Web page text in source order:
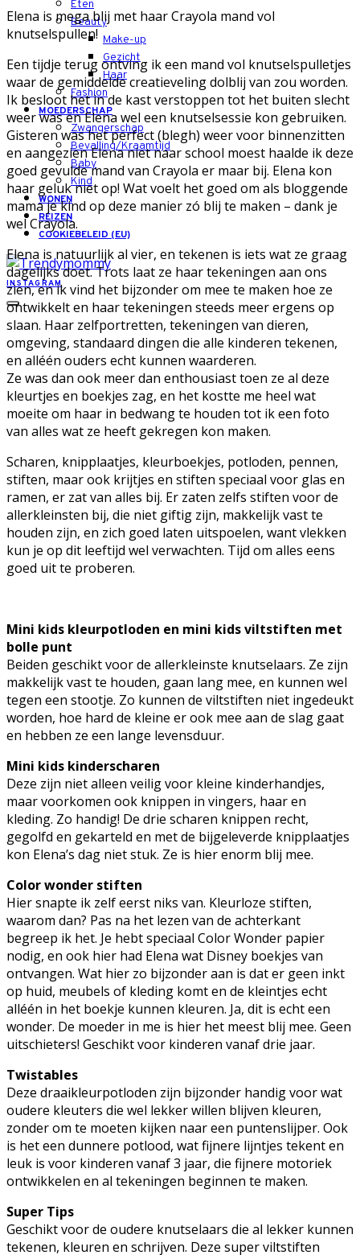
Eten
Beauty
Make-up
Gezicht
Haar
Fashion
MOEDERSCHAP
Zwangerschap
Bevalling/Kraamtijd
Baby
Kind
WONEN
REIZEN
COOKIEBELEID (EU)
INSTAGRAM
Elena is mega blij met haar Crayola mand vol
knutselspullen!
Een tijdje terug ontving ik een mand vol knutselspulletjes
waar de gemiddelde creatieveling dolblij van zou worden.
Ik besloot het in de kast verstoppen tot het buiten slecht
weer was en Elena wel een knutselsessie kon gebruiken.
Gisteren was het perfect (blegh) weer voor binnenzitten
en aangezien Elena niet naar school moest haalde ik deze
goed gevulde mand van Crayola er maar bij. Elena kon
haar geluk niet op! Wat voelt het goed om als bloggende
mama je kind op deze manier zó blij te maken – dank je
wel Crayola.
Elena is natuurlijk al vier, en tekenen is iets wat ze graag
dagelijks doet. Trots laat ze haar tekeningen aan ons
zien, en ik vind het bijzonder om mee te maken hoe ze
ontwikkelt en haar tekeningen steeds meer ergens op
slaan. Haar zelfportretten, tekeningen van dieren,
omgeving, standaard dingen die alle kinderen tekenen,
en alléén ouders echt kunnen waarderen.
Ze was dan ook meer dan enthousiast toen ze al deze
kleurtjes en boekjes zag, en het kostte me heel wat
moeite om haar in bedwang te houden tot ik een foto
van alles wat ze heeft gekregen kon maken.
Scharen, knipplaatjes, kleurboekjes, potloden, pennen,
stiften, maar ook krijtjes en stiften speciaal voor glas en
ramen, er zat van alles bij. Er zaten zelfs stiften voor de
allerkleinsten bij, die niet giftig zijn, makkelijk vast te
houden zijn, en zich goed laten uitspoelen, want vlekken
kun je op dit leeftijd wel verwachten. Tijd om alles eens
goed uit te proberen.
Mini kids kleurpotloden en mini kids viltstiften met
bolle punt
Beiden geschikt voor de allerkleinste knutselaars. Ze zijn
makkelijk vast te houden, gaan lang mee, en kunnen wel
tegen een stootje. Zo kunnen de viltstiften niet ingedeukt
worden, hoe hard de kleine er ook mee aan de slag gaat
en hebben ze een lange levensduur.
Mini kids kinderscharen
Deze zijn niet alleen veilig voor kleine kinderhandjes,
maar voorkomen ook knippen in vingers, haar en
kleding. Zo handig! De drie scharen knippen recht,
gegolfd en gekarteld en met de bijgeleverde knipplaatjes
kon Elena’s dag niet stuk. Ze is hier enorm blij mee.
Color wonder stiften
Hier snapte ik zelf eerst niks van. Kleurloze stiften,
waarom dan? Pas na het lezen van de achterkant
begreep ik het. Je hebt speciaal Color Wonder papier
nodig, en ook hier had Elena wat Disney boekjes van
ontvangen. Wat hier zo bijzonder aan is dat er geen inkt
op huid, meubels of kleding komt en de kleintjes echt
alléén in het boekje kunnen kleuren. Ja, dit is echt een
wonder. De moeder in me is hier het meest blij mee. Geen
uitschieters! Geschikt voor kinderen vanaf drie jaar.
Twistables
Deze draaikleurpotloden zijn bijzonder handig voor wat
oudere kleuters die wel lekker willen blijven kleuren,
zonder om te moeten kijken naar een puntenslijper. Ook
is het een dunnere potlood, wat fijnere lijntjes tekent en
leuk is voor kinderen vanaf 3 jaar, die fijnere motoriek
ontwikkelen en al tekeningen beginnen te maken.
Super Tips
Geschikt voor de oudere knutselaars die al lekker kunnen
tekenen, kleuren en schrijven. Deze super viltstiften